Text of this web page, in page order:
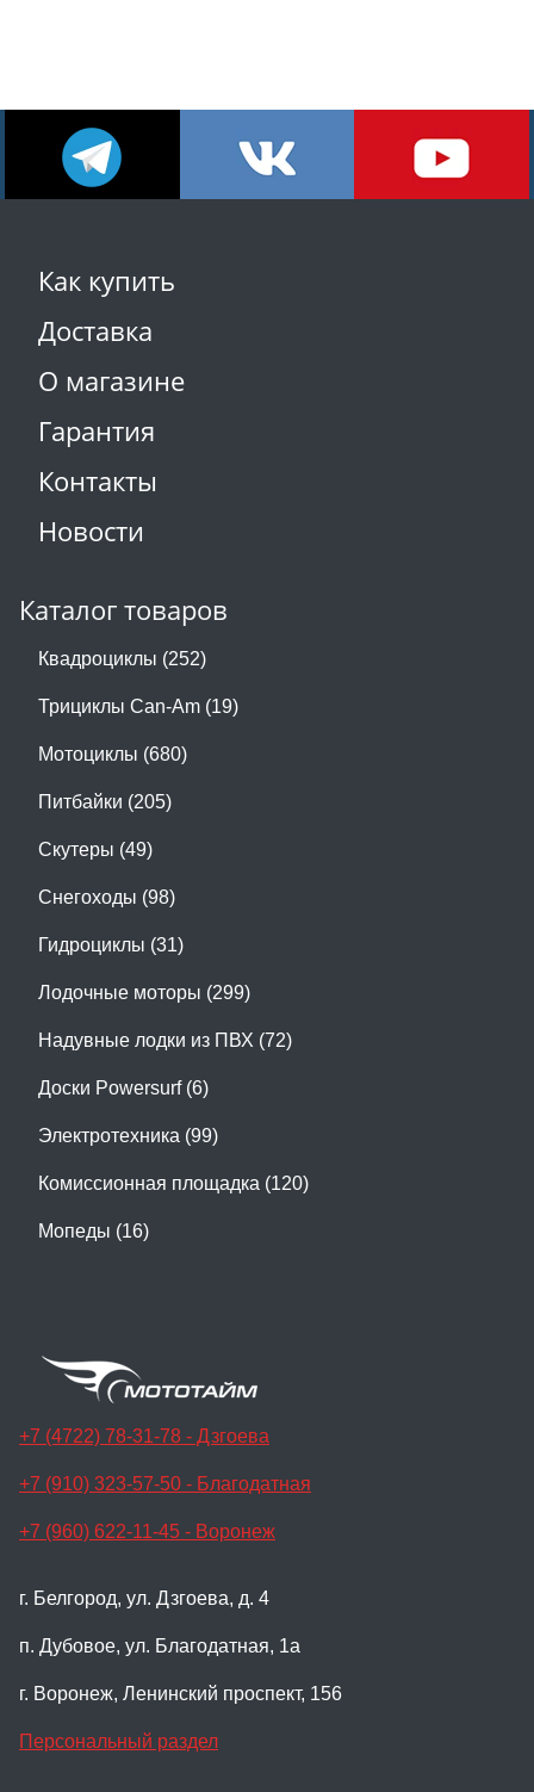
Как купить
Доставка
О магазине
Гарантия
Контакты
Новости
Каталог товаров
Квадроциклы (252)
Трициклы Can-Am (19)
Мотоциклы (680)
Питбайки (205)
Скутеры (49)
Снегоходы (98)
Гидроциклы (31)
Лодочные моторы (299)
Надувные лодки из ПВХ (72)
Доски Powersurf (6)
Электротехника (99)
Комиссионная площадка (120)
Мопеды (16)
+7 (4722) 78-31-78 - Дзгоева
+7 (910) 323-57-50 - Благодатная
+7 (960) 622-11-45 - Воронеж
г. Белгород, ул. Дзгоева, д. 4
п. Дубовое, ул. Благодатная, 1а
г. Воронеж, Ленинский проспект, 156
Персональный раздел